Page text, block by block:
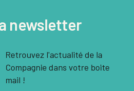
newsletter
Retrouvez l'actualité de la
Compagnie dans votre boite
mail !